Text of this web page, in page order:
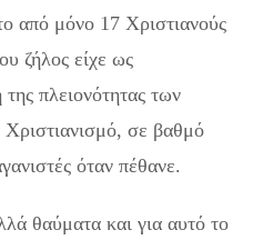
από μόνο 17 Χριστιανούς
ζήλος είχε ως
πλειονότητας των
σε βαθμό
όταν πέθανε.
θαύματα και για αυτό το